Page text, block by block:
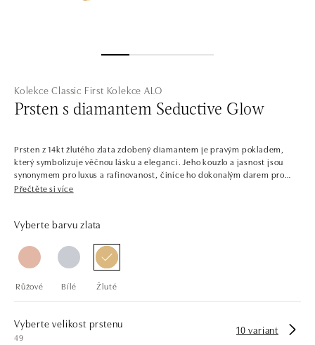
Kolekce Classic First Kolekce ALO
Prsten s diamantem Seductive Glow
Prsten z 14kt žlutého zlata zdobený diamantem je pravým pokladem,
který symbolizuje věčnou lásku a eleganci. Jeho kouzlo a jasnost jsou
synonymem pro luxus a rafinovanost, činíce ho dokonalým darem pro
milovanou osobu. Šperk je součástí kolekce Classic First.
centrálními diamanty v několika barvách. Kolekce Classic First je snadno
náušnic s jedním až třemi dokonale broušenými diamanty a drahými
kameny. Šperky tvoří sladěné sety, ale najdete zde i samostatné kousky,
Společnost ALO diamonds vyrábí v Čechách šperky z diamantů a
opatřen certifikátem pravosti a dodán v luxusním balení. Ať už vybíráte
zásnubní prsten nebo diamantový náramek či náhrdelník, nedarujete s
Přečtěte si více
Vyberte barvu zlata
Růžové Bílé Žluté
Vyberte velikost prstenu
49
10 variant